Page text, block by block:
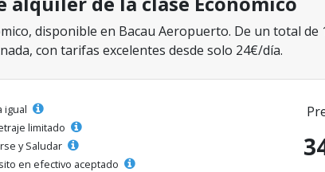
disponible en Bacau Aeropuerto. De un total de
con tarifas excelentes desde solo 24€/día.
igual
limitado
y Saludar
en efectivo aceptado